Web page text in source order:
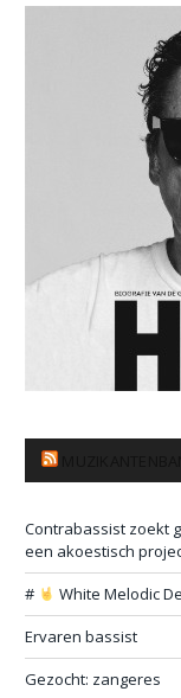
Contrabassist zoekt
een akoestisch
#
White Melodic
Ervaren bassist
Gezocht: zangeres